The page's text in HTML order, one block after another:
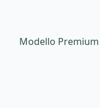
Modello Premium